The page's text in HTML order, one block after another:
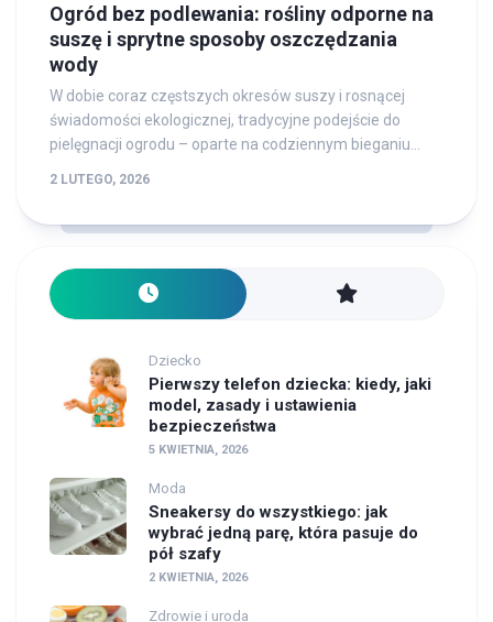
Ogród bez podlewania: rośliny odporne na
suszę i sprytne sposoby oszczędzania
wody
W dobie coraz częstszych okresów suszy i rosnącej
świadomości ekologicznej, tradycyjne podejście do
pielęgnacji ogrodu – oparte na codziennym bieganiu...
2 LUTEGO, 2026
Dziecko
Pierwszy telefon dziecka: kiedy, jaki
model, zasady i ustawienia
bezpieczeństwa
5 KWIETNIA, 2026
Moda
Sneakersy do wszystkiego: jak
wybrać jedną parę, która pasuje do
pół szafy
2 KWIETNIA, 2026
Zdrowie i uroda